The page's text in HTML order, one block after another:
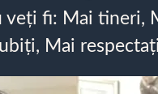
veți fi: Mai tineri,
Mai